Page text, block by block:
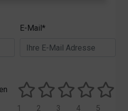
E-Mail*
5
4
3
2
1